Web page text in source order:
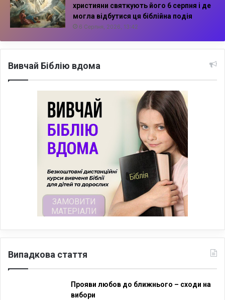
християни святкують його 6 серпня і де
могла відбутися ця біблійна подія
6 Серпня, 2026, 13:42
Вивчай Біблію вдома
Випадкова стаття
Прояви любов до ближнього – сходи на
вибори